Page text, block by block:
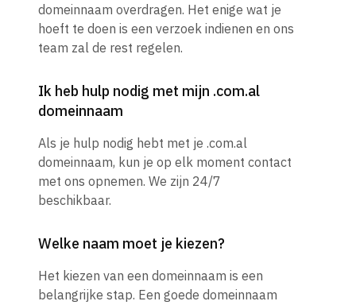
domeinnaam overdragen. Het enige wat je
hoeft te doen is een verzoek indienen en ons
team zal de rest regelen.
Ik heb hulp nodig met mijn .com.al
domeinnaam
Als je hulp nodig hebt met je .com.al
domeinnaam, kun je op elk moment contact
met ons opnemen. We zijn 24/7
beschikbaar.
Welke naam moet je kiezen?
Het kiezen van een domeinnaam is een
belangrijke stap. Een goede domeinnaam